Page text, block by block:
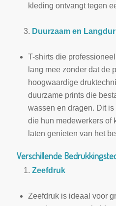
kleding ontvangt tegen
Duurzaam en
T-shirts die
lang mee zonder dat de
hoogwaardige
duurzame prints die
wassen en dragen. Dit
die hun medewerkers of
laten genieten van het
Verschillende
Zeefdruk
Zeefdruk is ideaal voor